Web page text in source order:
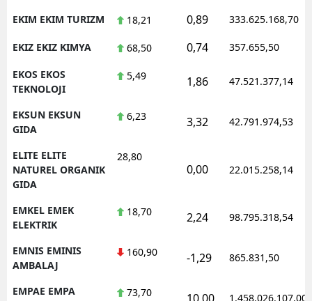
EKIM EKIM TURIZM 18,21 0,89 333.625.168,70
EKIZ EKIZ KIMYA 68,50 0,74 357.655,50
EKOS EKOS
TEKNOLOJI
5,49 1,86 47.521.377,14
EKSUN EKSUN
GIDA
6,23 3,32 42.791.974,53
ELITE ELITE
NATUREL ORGANIK
GIDA
28,80
0,00 22.015.258,14
EMKEL EMEK
ELEKTRIK
18,70 2,24 98.795.318,54
EMNIS EMINIS
AMBALAJ
160,90 -1,29 865.831,50
EMPAE EMPA
73,70 1.458.026.107,00